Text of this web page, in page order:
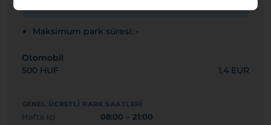
Maksimum park süresi: -
Otomobil
500 HUF
1,4 EUR
GENEL ÜCRETLI PARK SAATLERI
Hafta içi
08:00 – 21:00